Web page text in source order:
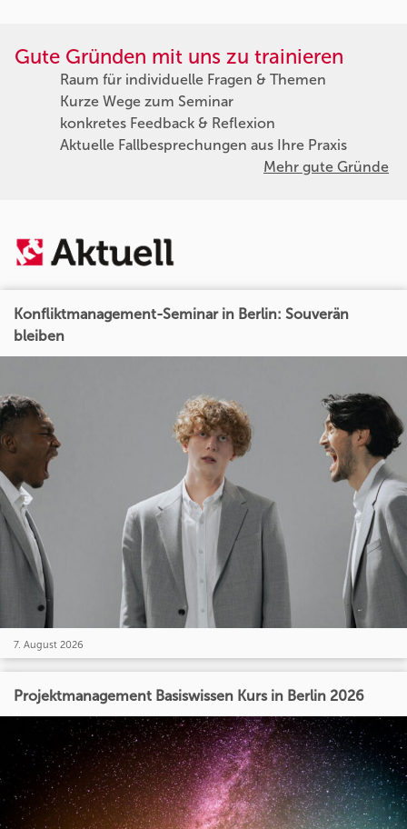
Gute Gründen mit uns zu trainieren
Raum für individuelle Fragen & Themen
Kurze Wege zum Seminar
konkretes Feedback & Reflexion
Aktuelle Fallbesprechungen aus Ihre Praxis
Mehr gute Gründe
Konfliktmanagement-Seminar in Berlin: Souverän
bleiben
7. August 2026
Projektmanagement Basiswissen Kurs in Berlin 2026